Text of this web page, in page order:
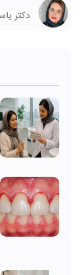
دکتر